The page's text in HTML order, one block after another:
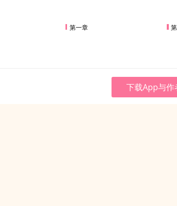
第一章
下载App与作